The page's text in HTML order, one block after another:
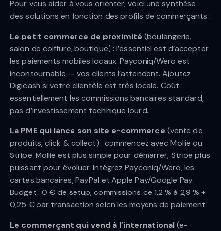
Pour vous aider à vous orienter, voici une synthèse
des solutions en fonction des profils de commerçants :
Le petit commerce de proximité (boulangerie,
salon de coiffure, boutique) : l’essentiel est d’accepter
les paiements mobiles locaux. Payconiq/Wero est
incontournable — vos clients l’attendent. Ajoutez
Digicash si votre clientèle est très locale. Coût :
essentiellement les commissions bancaires standard,
pas d’investissement technique lourd.
La PME qui lance son site e-commerce (vente de
produits, click & collect) : commencez avec Mollie ou
Stripe. Mollie est plus simple pour démarrer, Stripe plus
puissant pour évoluer. Intégrez Payconiq/Wero, les
cartes bancaires, PayPal et Apple Pay/Google Pay.
Budget : 0 € de setup, commissions de 1,2 % à 2,9 % +
0,25 € par transaction selon les moyens de paiement.
Le commerçant qui vend à l’international(e-